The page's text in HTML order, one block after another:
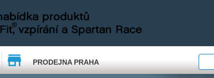
PRODEJNA PRAHA